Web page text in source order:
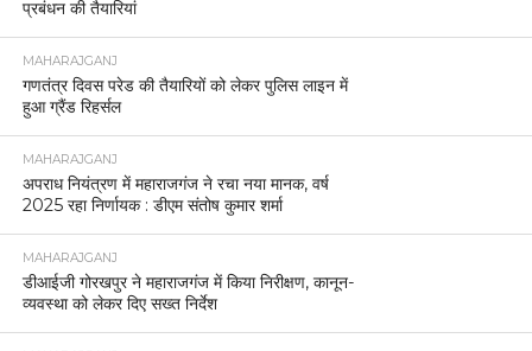
प्रबंधन की तैयारियां
MAHARAJGANJ
गणतंत्र दिवस परेड की तैयारियों को लेकर पुलिस लाइन में
हुआ ग्रैंड रिहर्सल
MAHARAJGANJ
अपराध नियंत्रण में महाराजगंज ने रचा नया मानक, वर्ष
2025 रहा निर्णायक : डीएम संतोष कुमार शर्मा
MAHARAJGANJ
डीआईजी गोरखपुर ने महाराजगंज में किया निरीक्षण, कानून-
व्यवस्था को लेकर दिए सख्त निर्देश